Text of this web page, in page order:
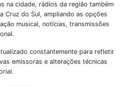
na cidade, rádios da região também
Cruz do Sul, ampliando as opções
musical, notícias, transmissões
constantemente para refletir
emissoras e alterações técnicas